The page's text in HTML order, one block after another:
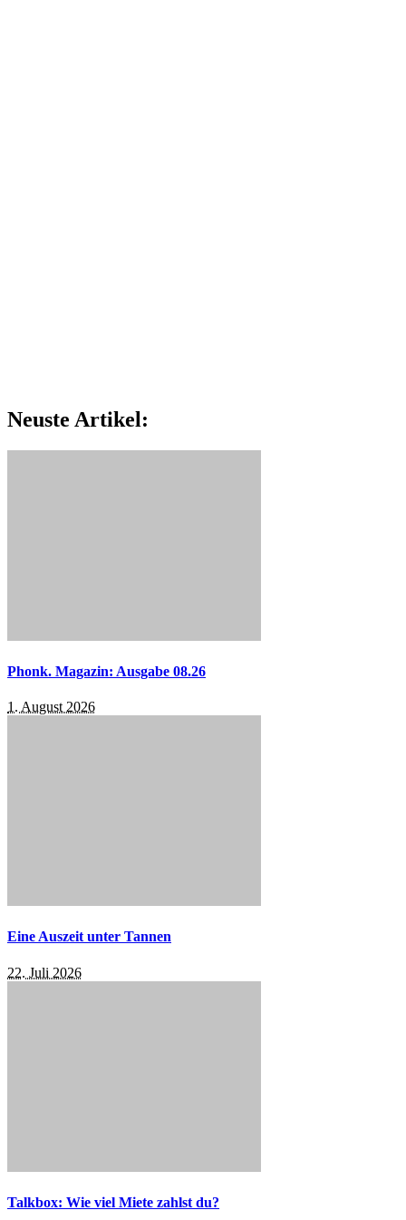
Neuste Artikel:
Phonk. Magazin: Ausgabe 08.26
1. August 2026
Eine Auszeit unter Tannen
22. Juli 2026
Talkbox: Wie viel Miete zahlst du?